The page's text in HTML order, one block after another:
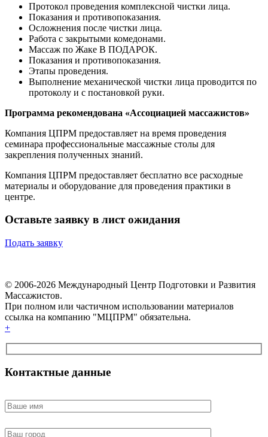
Протокол проведения комплексной чистки лица.
Показания и противопоказания.
Осложнения после чистки лица.
Работа с закрытыми комедонами.
Массаж по Жаке В ПОДАРОК.
Показания и противопоказания.
Этапы проведения.
Выполнение механической чистки лица проводится по
протоколу и с постановкой руки.
Программа рекомендована «Ассоциацией массажистов»
Компания ЦПРМ предоставляет на время проведения
семинара профессиональные массажные столы для
закрепления полученных знаний.
Компания ЦПРМ предоставляет бесплатно все расходные
материалы и оборудование для проведения практики в
центре.
Оставьте заявку в лист ожидания
Подать заявку
© 2006-2026 Международный Центр Подготовки и Развития
Массажистов.
При полном или частичном использовании материалов
ссылка на компанию "МЦПРМ" обязательна.
+
Контактные данные